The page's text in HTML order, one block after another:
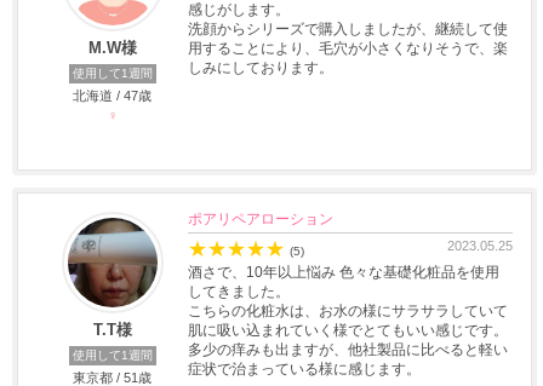
M.W様
使用して1週間
北海道 / 47歳
♀
感じがします。
洗顔からシリーズで購入しましたが、継続して使
用することにより、毛穴が小さくなりそうで、楽
しみにしております。
T.T様
使用して1週間
東京都 / 51歳
ポアリペアローション
★★★★★ (5) 2023.05.25
酒さで、10年以上悩み 色々な基礎化粧品を使用
してきました。
こちらの化粧水は、お水の様にサラサラしていて
肌に吸い込まれていく様でとてもいい感じです。
多少の痒みも出ますが、他社製品に比べると軽い
症状で治まっている様に感じます。